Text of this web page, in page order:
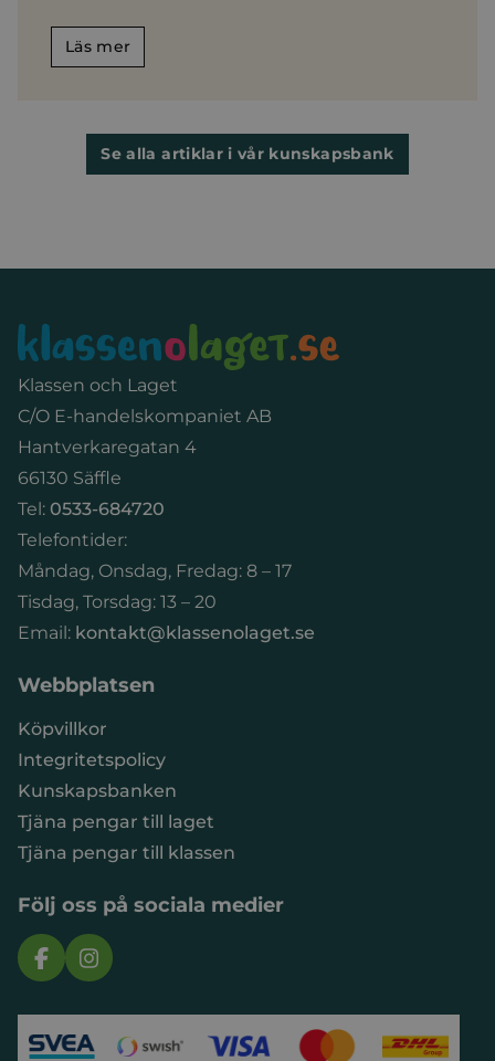
Läs mer
Se alla artiklar i vår kunskapsbank
Klassen och Laget
C/O E-handelskompaniet AB
Hantverkaregatan 4
66130 Säffle
Tel: 0533-684720
Telefontider:
Måndag, Onsdag, Fredag: 8 – 17
Tisdag, Torsdag: 13 – 20
Email: kontakt@klassenolaget.se
Webbplatsen
Köpvillkor
Integritetspolicy
Kunskapsbanken
Tjäna pengar till laget
Tjäna pengar till klassen
Följ oss på sociala medier